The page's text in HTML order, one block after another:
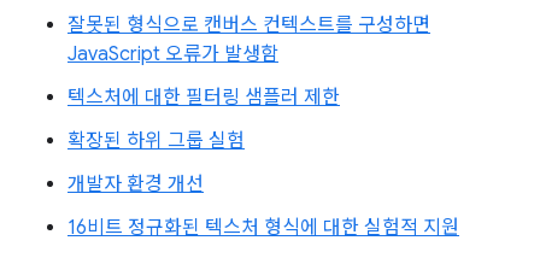
잘못된 형식으로 캔버스 컨텍스트를 구성하면
JavaScript 오류가 발생함
텍스처에 대한 필터링 샘플러 제한
확장된 하위 그룹 실험
개발자 환경 개선
16비트 정규화된 텍스처 형식에 대한 실험적 지원